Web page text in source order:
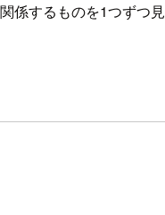
するものを1つずつ見